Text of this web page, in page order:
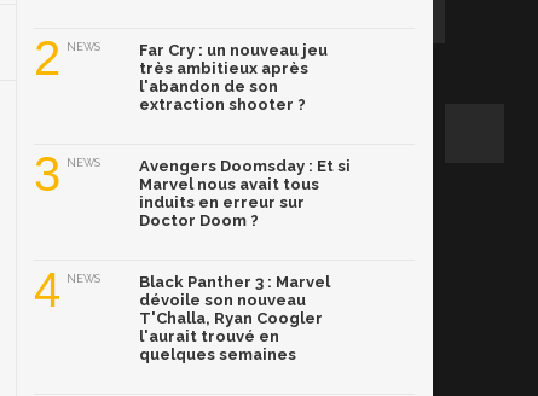
2 NEWS
Far Cry : un nouveau jeu
très ambitieux après
l'abandon de son
extraction shooter ?
3 NEWS
Avengers Doomsday : Et si
Marvel nous avait tous
induits en erreur sur
Doctor Doom ?
4 NEWS
Black Panther 3 : Marvel
dévoile son nouveau
T'Challa, Ryan Coogler
l'aurait trouvé en
quelques semaines